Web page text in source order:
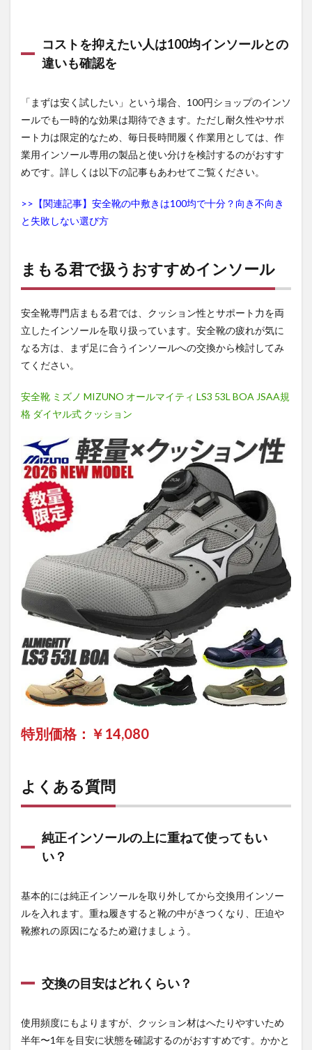
よく
ある
質問
純正
イン
ルの
上に
重ね
て使
もい
い？
の目
安は
どれ
い？
6.3
高価
なイ
ール
でな
いと
メ？
7
まと
め
7.1
安全
なら
【安
全靴
専門
店 ま
もる
君】
コストを抑えたい人は100均インソールとの
違いも確認を
「まずは安く試したい」という場合、100円ショップのインソ
ールでも一時的な効果は期待できます。ただし耐久性やサポ
ート力は限定的なため、毎日長時間履く作業用としては、作
業用インソール専用の製品と使い分けを検討するのがおすす
めです。詳しくは以下の記事もあわせてご覧ください。
>>【関連記事】安全靴の中敷きは100均で十分？向き不向き
と失敗しない選び方
まもる君で扱うおすすめインソール
安全靴専門店まもる君では、クッション性とサポート力を両
立したインソールを取り扱っています。安全靴の疲れが気に
なる方は、まず足に合うインソールへの交換から検討してみ
てください。
安全靴 ミズノ MIZUNO オールマイティ LS3 53L BOA JSAA規
格 ダイヤル式 クッション
特別価格：￥ 14,080
よくある質問
純正インソールの上に重ねて使ってもい
い？
基本的には純正インソールを取り外してから交換用インソー
ルを入れます。重ね履きすると靴の中がきつくなり、圧迫や
靴擦れの原因になるため避けましょう。
交換の目安はどれくらい？
使用頻度にもよりますが、クッション材はへたりやすいため
半年〜1年を目安に状態を確認するのがおすすめです。かかと